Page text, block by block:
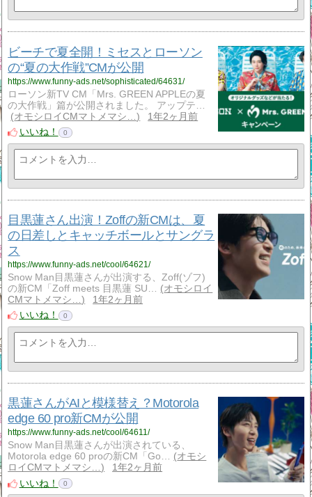
ビーチで夏全開！ミセスとローソン
の“夏の大作戦”CMが公開
https://www.funny-ads.net/sophisticated/64631/
ローソン新TV CM「Mrs. GREEN APPLEの夏
の大作戦」篇が公開されました。 アップテ…
オモシロイCMマトメマシ…
1年2ヶ月前
いいね！
0
目黒蓮さん出演！Zoffの新CMは、夏
の日差しとキャッチボールとサングラ
ス
https://www.funny-ads.net/cool/64621/
Snow Man目黒蓮さんが出演する、Zoff(ゾフ)
の新CM「Zoff meets 目黒蓮 SU…
オモシロイ
CMマトメマシ…
1年2ヶ月前
いいね！
0
黒蓮さんがAIと模様替え？Motorola
edge 60 pro新CMが公開
https://www.funny-ads.net/cool/64611/
Snow Man目黒蓮さんが出演されている、
Motorola edge 60 proの新CM「Go…
オモシ
ロイCMマトメマシ…
1年2ヶ月前
いいね！
0